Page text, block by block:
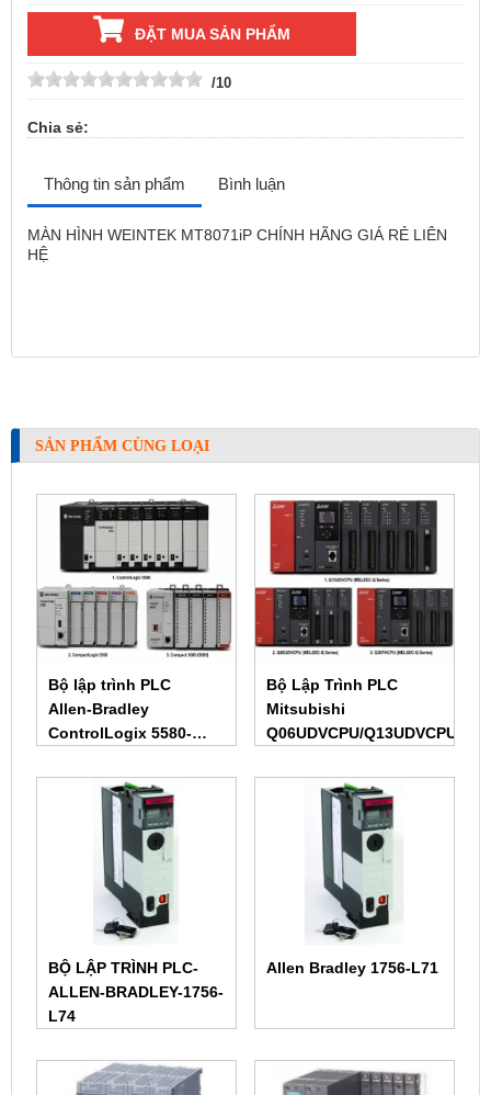
ĐẶT MUA SẢN PHẨM
/10
Chia sẻ:
Thông tin sản phẩm Bình luận
MÀN HÌNH WEINTEK MT8071iP CHÍNH HÃNG GIÁ RẺ LIÊN
HỆ
SẢN PHẨM CÙNG LOẠI
Bộ lập trình PLC
Allen‑Bradley
ControlLogix 5580-
L82E 1756-L83E 1756-
L84E 1756-L85
Bộ Lập Trình PLC
Mitsubishi
Q06UDVCPU/Q13UDVCPU/
BỘ LẬP TRÌNH PLC-
ALLEN-BRADLEY-1756-
L74
Allen Bradley 1756-L71